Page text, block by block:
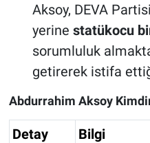
Aksoy, DEVA
yerine statükocu
sorumluluk
getirerek istifa
Abdurrahim Aksoy
Detay
Bilgi